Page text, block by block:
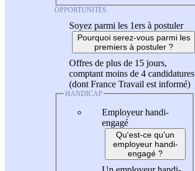
OPPORTUNITÉS
Soyez parmi les 1ers à postuler
Pourquoi serez-vous parmi les
premiers à postuler ?
Offres de plus de 15 jours,
comptant moins de 4 candidatures
(dont France Travail est informé)
HANDICAP
Employeur handi-
engagé
Qu'est-ce qu'un
employeur handi-
engagé ?